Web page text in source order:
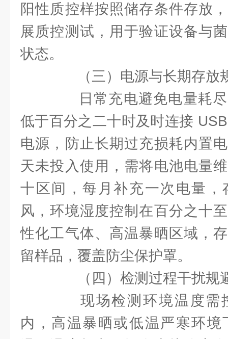
阳性质控样按照储存条件存放
展质控测试，用于验证设备与
状态。
（三）电源与长期存放
日常充电避免电量耗尽
低于百分之二十时及时连接
电源，防止长期过充损耗内置
天未投入使用，需将电池电量
十区间，每月补充一次电量，
风，环境湿度控制在百分之十
性化工气体、高温暴晒区域，
留样品，覆盖防尘保护罩。
（四）检测过程干扰规
现场检测环境温度需
内，高温暴晒或低温严寒环